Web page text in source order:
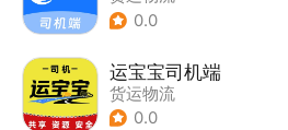
0.0
运宝宝司机端
货运物流
0.0